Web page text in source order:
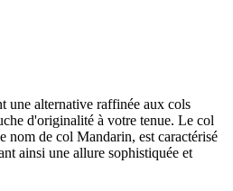
une alternative raffinée aux cols
d'originalité à votre tenue. Le col
nom de col Mandarin, est caractérisé
ainsi une allure sophistiquée et